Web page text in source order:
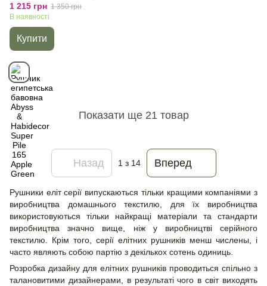
165 Apple Green, Зелений,
30х50 см, Для рук
1 215 грн 1 350 грн
В наявності
Купити
Показати ще 21 товар
Назад 1з 14 Вперед
Рушники еліт серії випускаються тільки кращими компаніями з
виробництва домашнього текстилю, для їх виробництва
використовуються тільки найкращі матеріали та стандарти
виробництва значно вище, ніж у виробництві серійного
текстилю. Крім того, серії елітних рушників менш числены, і
часто являють собою партію з декількох сотень одиниць.
Розробка дизайну для елітних рушників проводиться спільно з
талановитими дизайнерами, в результаті чого в світ виходять